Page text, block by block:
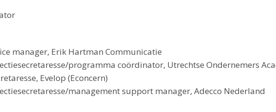
manager, Erik Hartman Communicatie
programma coördinator, Utrechtse Ondernemers
Evelop (Econcern)
management support manager, Adecco Nederland